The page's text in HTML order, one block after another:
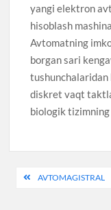
yangi elektron
hisoblash
Avtomatning
borgan sari
diskret vaqt
biologik
PostAVTOMAGISTRAL